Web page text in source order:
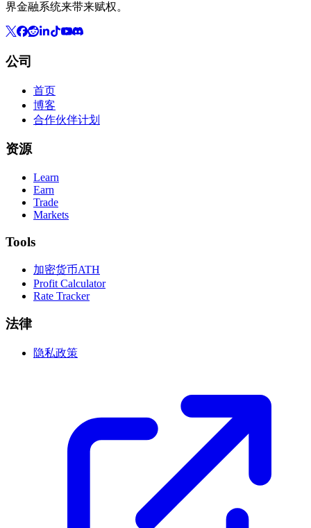
界金融系统来带来赋权。
公司
首页
博客
合作伙伴计划
资源
Learn
Earn
Trade
Markets
Tools
加密货币ATH
Profit Calculator
Rate Tracker
法律
隐私政策